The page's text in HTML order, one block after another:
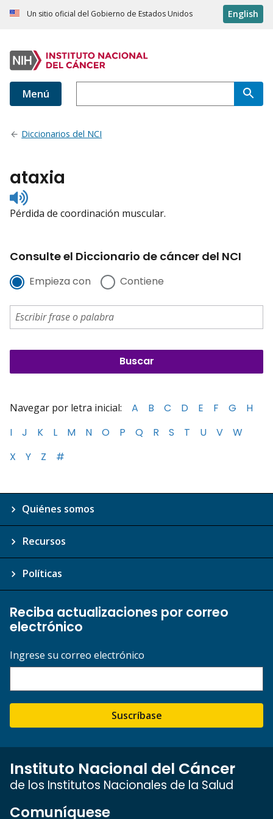
Un sitio oficial del Gobierno de Estados Unidos English
Menú
Diccionarios del NCI
ataxia
Listen
to
pronunciation
Pérdida de coordinación muscular.
Consulte el Diccionario de cáncer del NCI
Empieza con Contiene
Navegar por letra inicial: A B C D E F G
H
I
J K L M N O P Q R S T U V
W
X
Y Z #
Quiénes somos
Recursos
Políticas
Reciba actualizaciones por correo
electrónico
Ingrese su correo electrónico
Suscríbase
Instituto Nacional del Cáncer
de los Institutos Nacionales de la Salud
Comuníquese